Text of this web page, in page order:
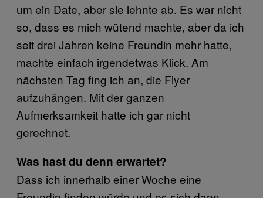
um ein Date, aber sie lehnte ab. Es war nicht
so, dass es mich wütend machte, aber da ich
seit drei Jahren keine Freundin mehr hatte,
machte einfach irgendetwas Klick. Am
nächsten Tag fing ich an, die Flyer
aufzuhängen. Mit der ganzen
Aufmerksamkeit hatte ich gar nicht
gerechnet.
Was hast du denn erwartet?
Dass ich innerhalb einer Woche eine